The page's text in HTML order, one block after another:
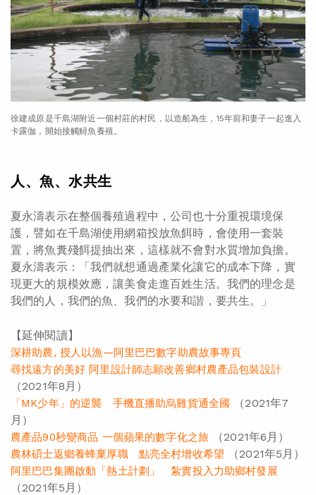
徐建成原是千島湖附近一個村莊的村民，以造船為生，15年前和妻子一起進入
卡露伽，開始接觸鱘魚養殖。
人、魚、水共生
夏永濤表示在整個養殖過程中，公司也十分重視環境保
護，譬如在千島湖使用網箱投放魚餌時，會使用一套裝
置，將魚糞殘餌提抽出來，這樣就不會對水質增加負擔。
夏永濤表示：「我們就想通過產業化讓它的成本下降，實
現更大的規模效應，讓美食走進百姓生活。我們的理念是
我們的人，我們的魚、我們的水要和諧，要共生。」
【延伸閱讀】
深耕助農, 授人以漁—阿里巴巴數字助農故事專頁
尋找遠方的美好 阿里設計師志願改善鄉村農產品包裝設計
（2021年8月）
「MK少年」的逆襲 手機直播助烏雞貨通全國 （2021年7
月）
農產品90秒變商品 一個蘋果的數字化之旅 （2021年6月）
農林碩士返鄉養蜂棄厚職 點亮全村增收希望 （2021年5月）
阿里巴巴集團啟動「熱土計劃」 紮實投入力助鄉村發展
（2021年5月）